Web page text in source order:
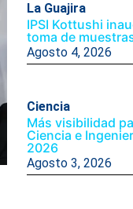
La Guajira
IPSI Kottushi
toma de
Agosto 4, 2026
Ciencia
Más visibilidad
Ciencia e
2026
Agosto 3, 2026